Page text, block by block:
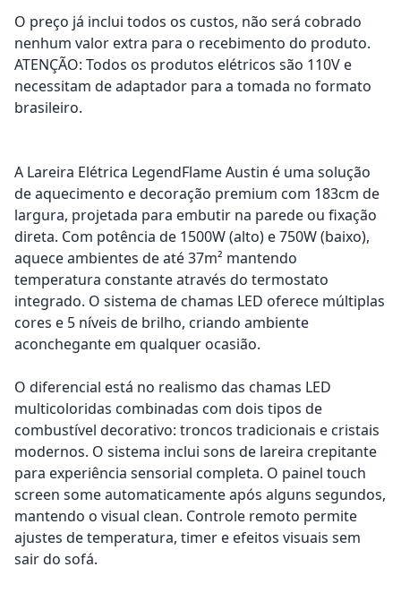
O preço já inclui todos os custos, não será cobrado
nenhum valor extra para o recebimento do produto.
ATENÇÃO: Todos os produtos elétricos são 110V e
necessitam de adaptador para a tomada no formato
brasileiro.
A Lareira Elétrica LegendFlame Austin é uma solução
de aquecimento e decoração premium com 183cm de
largura, projetada para embutir na parede ou fixação
direta. Com potência de 1500W (alto) e 750W (baixo),
aquece ambientes de até 37m² mantendo
temperatura constante através do termostato
integrado. O sistema de chamas LED oferece múltiplas
cores e 5 níveis de brilho, criando ambiente
aconchegante em qualquer ocasião.
O diferencial está no realismo das chamas LED
multicoloridas combinadas com dois tipos de
combustível decorativo: troncos tradicionais e cristais
modernos. O sistema inclui sons de lareira crepitante
para experiência sensorial completa. O painel touch
screen some automaticamente após alguns segundos,
mantendo o visual clean. Controle remoto permite
ajustes de temperatura, timer e efeitos visuais sem
sair do sofá.